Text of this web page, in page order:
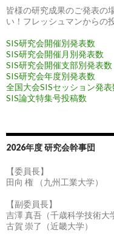
皆様の研究成果のご発表の
い！フレッシュマンからの
SIS研究会開催別発表数
SIS研究会開催月別発表数
SIS研究会開催支部別発表数
SIS研究会年度別発表数
全国大会SISセッション発表
SIS論文特集号投稿数
2026年度 研究会幹事団
【委員長】
田向 権 （九州工業大学）
【副委員長】
吉澤 真吾（千歳科学技術大
古賀 崇了（近畿大学）